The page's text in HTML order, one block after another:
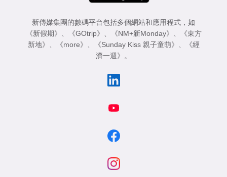
新傳媒集團的數碼平台包括多個網站和應用程式，如
《新假期》
《GOtrip》 《NM+新Monday》
《東方
新地》
《more》 《Sunday Kiss 親子童萌》
《經
濟一週》
。